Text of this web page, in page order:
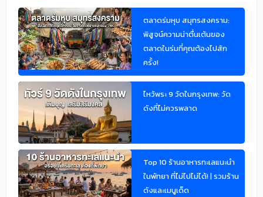
ตลาดร่มหุบ สมุทรสงคราม:
พิสูจน์ความน่าตื่นเต้นของ
ตลาดในร่มที่คุณต้องไปสัก
ครั้ง!
ไหว้พระ 9 วัดในกรุงเทพ: วัด
ดังที่ไม่ควรพลาด
Top 10 ร้านอาหารทะเลแนะนำ
ในพัทยา ที่ไม่ไปไม่ได้! | รวมร้าน
ดังและเมนูเด็ด